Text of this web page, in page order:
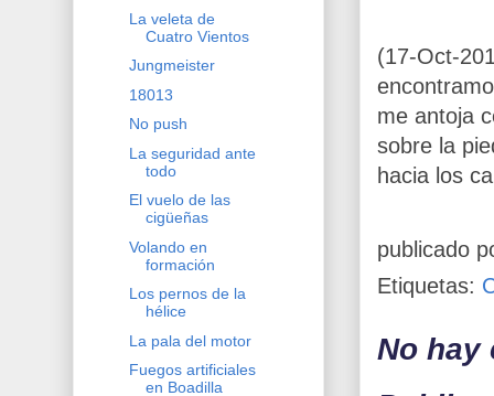
(17-Oct-
me antoja
sobre la
hacia los
publicado
Etiquetas:
No hay
La veleta de
Cuatro Vientos
Jungmeister
18013
No push
La seguridad ante
todo
El vuelo de las
cigüeñas
Volando en
formación
Los pernos de la
hélice
La pala del motor
Fuegos artificiales
en Boadilla